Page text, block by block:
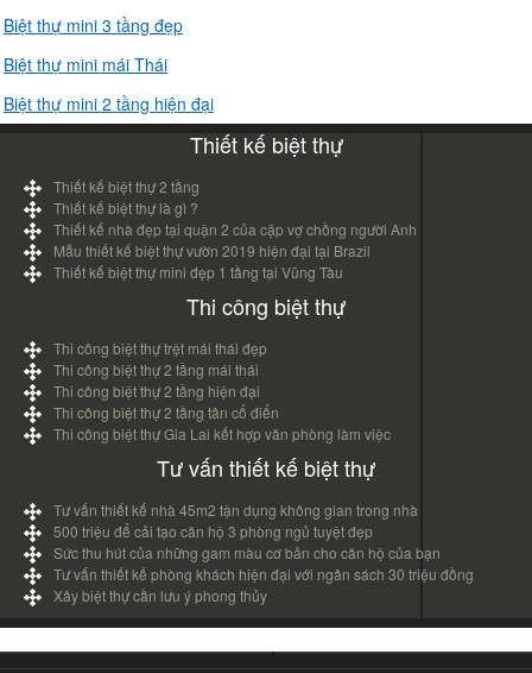
Biệt thự mini 3 tầng đẹp
Biệt thự mini mái Thái
Biệt thự mini 2 tầng hiện đại
Thiết kế biệt thự
Thiết kế biệt thự 2 tầng
Thiết kế biệt thự là gì ?
Thiết kế nhà đẹp tại quận 2 của cặp vợ chồng người Anh
Mẫu thiết kế biệt thự vườn 2019 hiện đại tại Brazil
Thiết kế biệt thự mini đẹp 1 tầng tại Vũng Tàu
Thi công biệt thự
Thi công biệt thự trệt mái thái đẹp
Thi công biệt thự 2 tầng mái thái
Thi công biệt thự 2 tầng hiện đại
Thi công biệt thự 2 tầng tân cổ điển
Thi công biệt thự Gia Lai kết hợp văn phòng làm việc
Tư vấn thiết kế biệt thự
Tư vấn thiết kế nhà 45m2 tận dụng không gian trong nhà
500 triệu để cải tạo căn hộ 3 phòng ngủ tuyệt đẹp
Sức thu hút của những gam màu cơ bản cho căn hộ của bạn
Tư vấn thiết kế phòng khách hiện đại với ngân sách 30 triệu đồng
Xây biệt thự cần lưu ý phong thủy